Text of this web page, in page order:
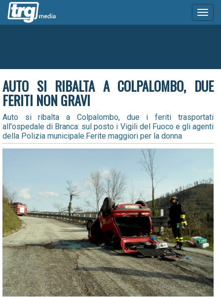
AUTO SI RIBALTA A COLPALOMBO, DUE
FERITI NON GRAVI
Auto si ribalta a Colpalombo, due i feriti trasportati
all'ospedale di Branca: sul posto i Vigili del Fuoco e gli agenti
della Polizia municipale.Ferite maggiori per la donna